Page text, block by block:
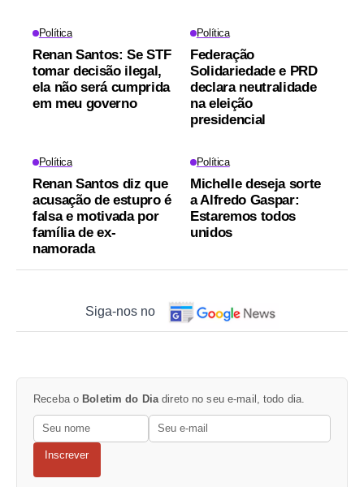
Política
Renan Santos: Se STF
tomar decisão ilegal,
ela não será cumprida
em meu governo
Política
Federação
Solidariedade e PRD
declara neutralidade
na eleição
presidencial
Política
Renan Santos diz que
acusação de estupro é
falsa e motivada por
família de ex-
namorada
Política
Michelle deseja sorte
a Alfredo Gaspar:
Estaremos todos
unidos
Siga-nos no
Receba o Boletim do Diadireto no seu e-mail, todo dia.
Inscrever